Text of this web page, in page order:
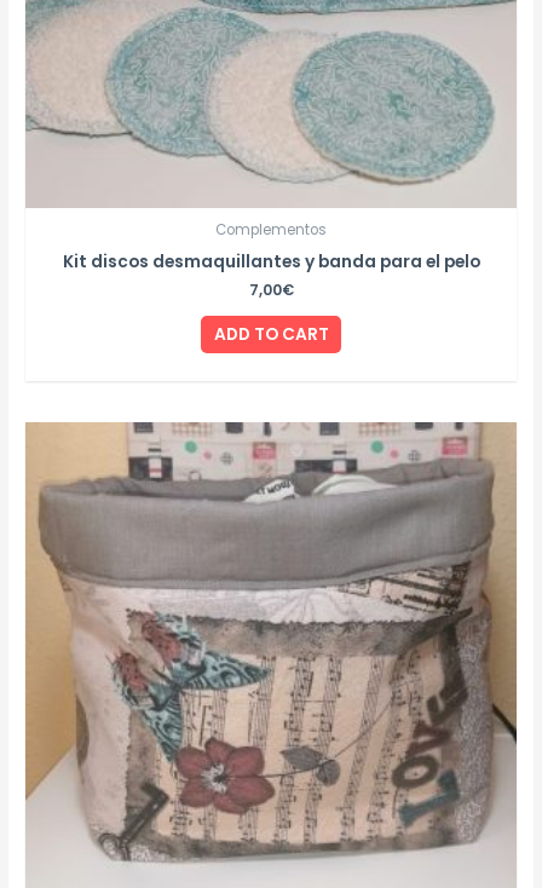
Complementos
Kit discos desmaquillantes y banda para el pelo
7,00€
ADD TO CART